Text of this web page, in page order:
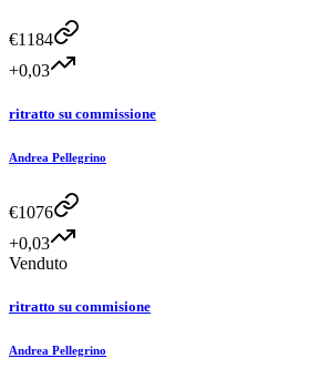
€1184
+0,03
ritratto su commissione
Andrea Pellegrino
€1076
+0,03
Venduto
ritratto su commisione
Andrea Pellegrino